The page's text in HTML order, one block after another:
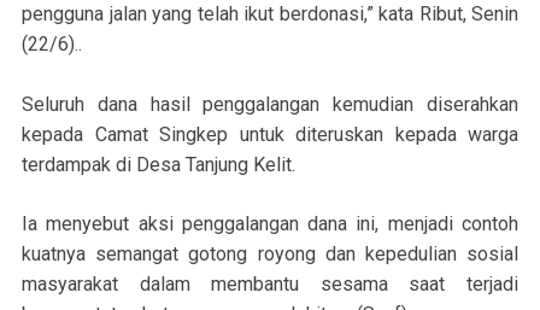
pengguna jalan yang telah ikut berdonasi,” kata Ribut, Senin
(22/6)..
Seluruh dana hasil penggalangan kemudian diserahkan
kepada Camat Singkep untuk diteruskan kepada warga
terdampak di Desa Tanjung Kelit.
Ia menyebut aksi penggalangan dana ini, menjadi contoh
kuatnya semangat gotong royong dan kepedulian sosial
masyarakat dalam membantu sesama saat terjadi